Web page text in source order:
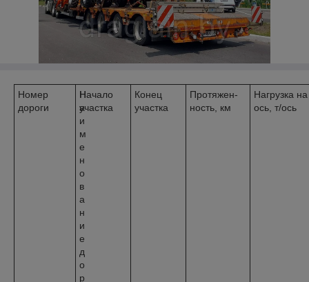
Номер
дороги
Н
а
и
м
е
н
о
в
а
н
и
е
д
о
р
Начало
участка
Конец
участка
Протяжен-
ность, км
Нагрузка на
ось, т/ось